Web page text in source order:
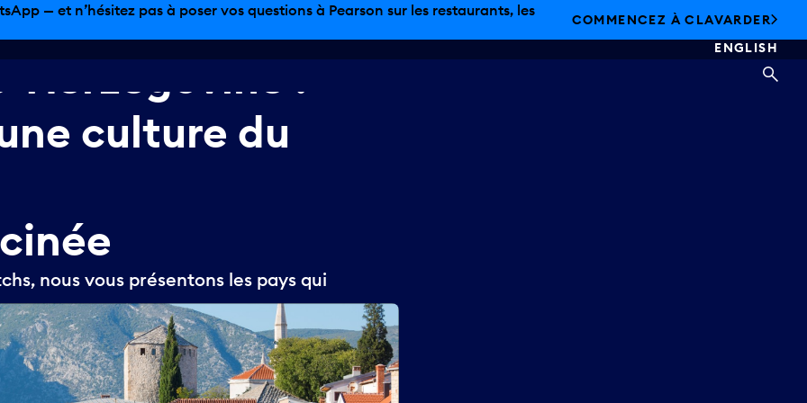
— et n’hésitez pas à poser vos questions à Pearson sur les restaurants, les
COMMENCEZ À CLAVARDER
ENGLISH
Herzégovine:
culture du
nous vous présentons les pays qui